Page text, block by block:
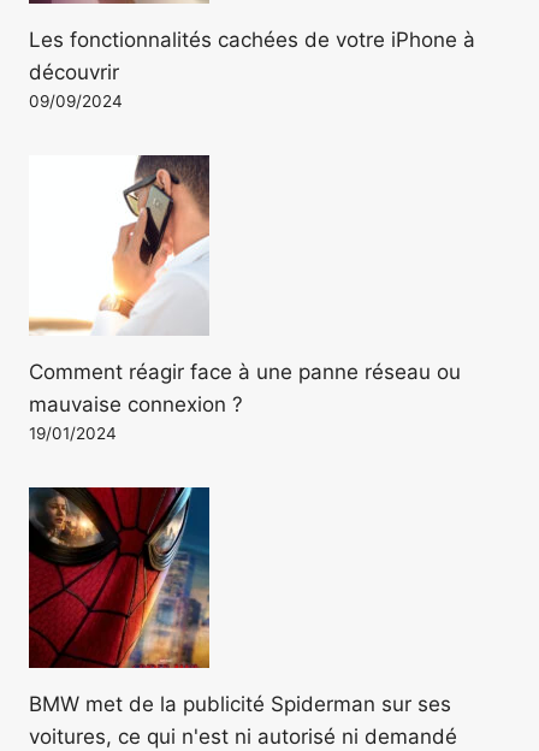
Les fonctionnalités cachées de votre iPhone à
découvrir
09/09/2024
Comment réagir face à une panne réseau ou
mauvaise connexion ?
19/01/2024
BMW met de la publicité Spiderman sur ses
voitures, ce qui n'est ni autorisé ni demandé